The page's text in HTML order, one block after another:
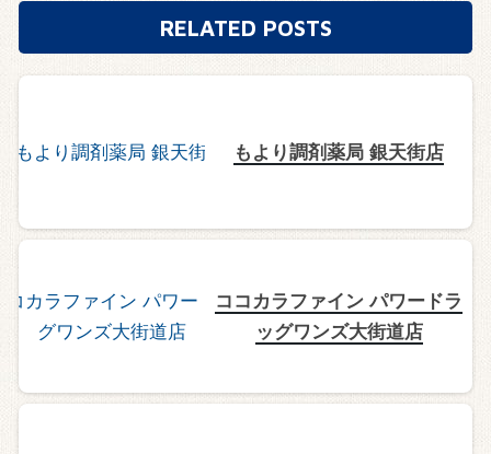
RELATED POSTS
もより調剤薬局 銀天街店
ココカラファイン パワードラ
ッグワンズ大街道店